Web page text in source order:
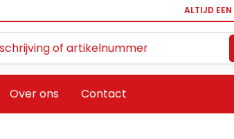
ALTIJD
Over ons Contact